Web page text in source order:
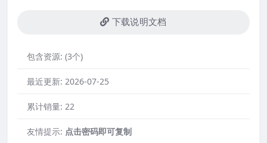
下载说明文档
包含资源: (3个)
最近更新: 2026-07-25
累计销量: 22
友情提示: 点击密码即可复制